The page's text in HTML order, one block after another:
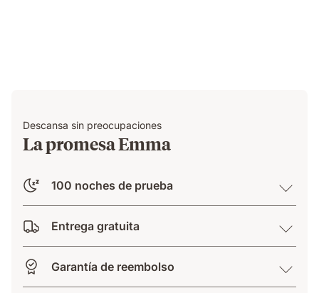
Descansa sin preocupaciones
La promesa Emma
100 noches de prueba
Entrega gratuita
Garantía de reembolso